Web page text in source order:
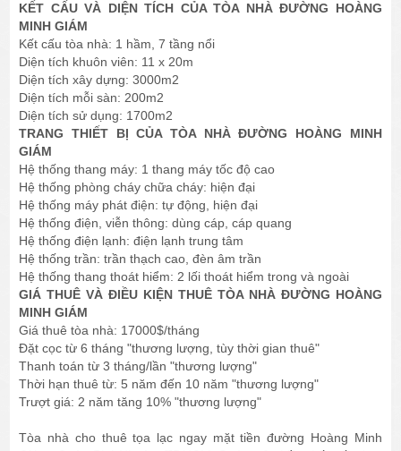
KẾT CẤU VÀ DIỆN TÍCH CỦA TÒA NHÀ ĐƯỜNG HOÀNG
MINH GIÁM
Kết cấu tòa nhà: 1 hầm, 7 tầng nổi
Diện tích khuôn viên: 11 x 20m
Diện tích xây dựng: 3000m2
Diện tích mỗi sàn: 200m2
Diện tích sử dụng: 1700m2
TRANG THIẾT BỊ CỦA TÒA NHÀ ĐƯỜNG HOÀNG MINH
GIÁM
Hệ thống thang máy: 1 thang máy tốc độ cao
Hệ thống phòng cháy chữa cháy: hiện đại
Hệ thống máy phát điện: tự động, hiện đại
Hệ thống điện, viễn thông: dùng cáp, cáp quang
Hệ thống điện lạnh: điện lạnh trung tâm
Hệ thống trần: trần thạch cao, đèn âm trần
Hệ thống thang thoát hiểm: 2 lối thoát hiểm trong và ngoài
GIÁ THUÊ VÀ ĐIỀU KIỆN THUÊ TÒA NHÀ ĐƯỜNG HOÀNG
MINH GIÁM
Giá thuê tòa nhà: 17000$/tháng
Đặt cọc từ 6 tháng "thương lượng, tùy thời gian thuê"
Thanh toán từ 3 tháng/lần "thương lượng"
Thời hạn thuê từ: 5 năm đến 10 năm "thương lượng"
Trượt giá: 2 năm tăng 10% "thương lượng"
Tòa nhà cho thuê tọa lạc ngay mặt tiền đường Hoàng Minh